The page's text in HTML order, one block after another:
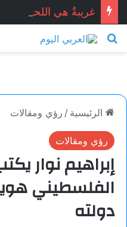
غريبةٌ هي اللحظات..
بحث عن
الرئيسية / رؤي ومقالات
رؤي ومقالات
إبراهيم نوار
الفلسطيني
دولته